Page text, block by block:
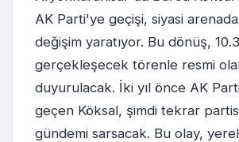
AK Parti'ye geçişi, siyasi
değişim yaratıyor. Bu dönüş,
gerçekleşecek törenle resmi
duyurulacak. İki yıl önce AK
geçen Köksal, şimdi tekrar
gündemi sarsacak. Bu olay,